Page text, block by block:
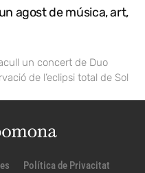
agost de música, art,
un concert de Duo
de l’eclipsi total de Sol
Política de Privacitat